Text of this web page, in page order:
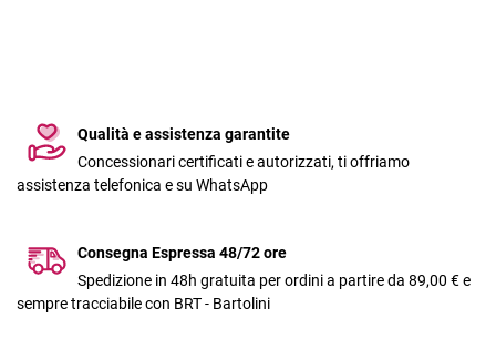
Qualità e assistenza garantite
Concessionari certificati e autorizzati, ti offriamo
assistenza telefonica e su WhatsApp
Consegna Espressa 48/72 ore
Spedizione in 48h gratuita per ordini a partire da 89,00 € e
sempre tracciabile con BRT - Bartolini